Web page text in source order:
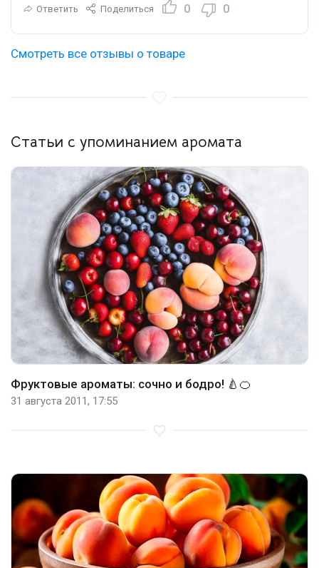
Ответить Поделиться 0 0
Смотреть все отзывы о товаре
Статьи с упоминанием аромата
Фруктовые ароматы: сочно и бодро! 🍐🍊
31 августа 2011, 17:55